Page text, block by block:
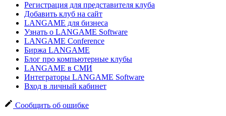
Регистрация для представителя клуба
Добавить клуб на сайт
LANGAME для бизнеса
Узнать о LANGAME Software
LANGAME Conference
Биржа LANGAME
Блог про компьютерные клубы
LANGAME в СМИ
Интеграторы LANGAME Software
Вход в личный кабинет
Сообщить об ошибке